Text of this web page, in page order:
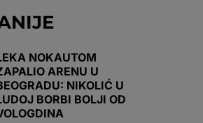
NOKAUTOM
ARENU U
NIKOLIĆ U
BORBI BOLJI OD